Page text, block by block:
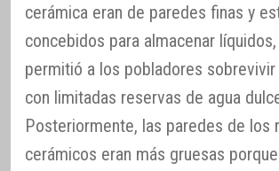
cerámica eran de paredes finas y
concebidos para almacenar
permitió a los pobladores sobrevivir
con limitadas reservas de agua
Posteriormente, las paredes de los
cerámicos eran más gruesas